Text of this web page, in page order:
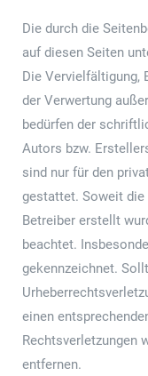
Die durch die
auf diesen Seiten
Die Vervielfältigung,
der Verwertung
bedürfen der
Autors bzw.
sind nur für den
gestattet. Soweit
Betreiber erstellt
beachtet.
gekennzeichnet.
einen
Rechtsverletzungen
entfernen.